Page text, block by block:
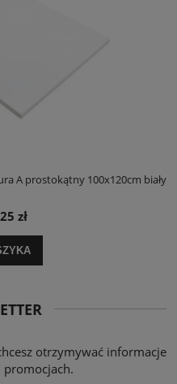
A prostokątny 100x120cm biały
zł
otrzymywać informacje
promocjach.